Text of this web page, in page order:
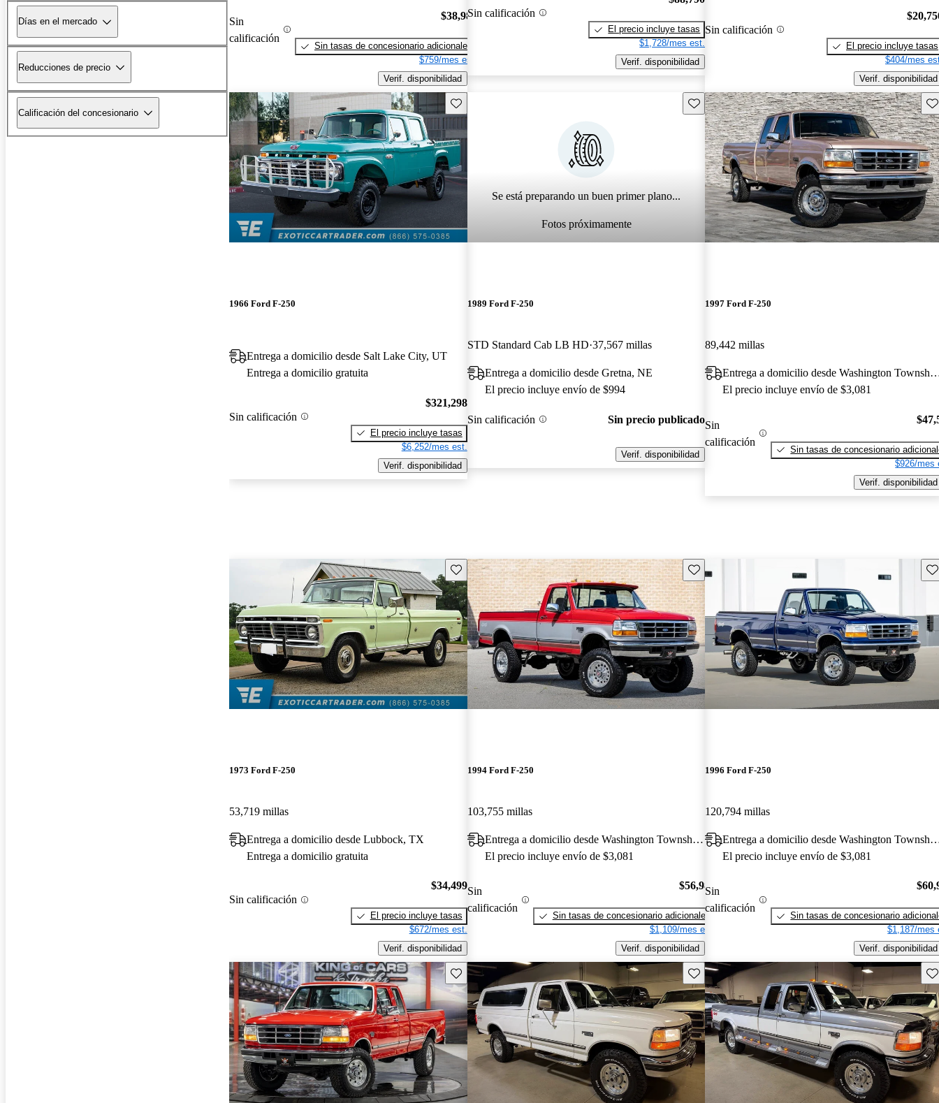
Días en el mercado
Reducciones de precio
Calificación del concesionario
Sin
calificación
$38,988
Sin tasas de concesionario adicionales
$759/mes est.
Verif. disponibilidad
Sin calificación
El precio incluye tasas
$1,728/mes est.
Verif. disponibilidad
Sin calificación
El precio incluye tasas
$404/mes
Verif. disponibilidad
Guarda este Aviso
1966 Ford F-250
Entrega a domicilio desde Salt Lake City, UT
Entrega a domicilio gratuita
Sin calificación
$321,298
El precio incluye tasas
$6,252/mes est.
Verif. disponibilidad
Se está preparando un buen primer plano...
Fotos próximamente
Guarda este Aviso
1989 Ford F-250
STD Standard Cab LB HD 37,567 millas
Entrega a domicilio desde Gretna, NE
El precio incluye envío de $994
Sin calificación Sin precio publicado
Verif. disponibilidad
1997 Ford F-250
89,442 millas
Entrega a domicilio desde
El precio incluye envío de $3,081
Sin
calificación
Sin tasas de concesionario
$926/mes
Verif. disponibilidad
Guarda este Aviso
1973 Ford F-250
53,719 millas
Entrega a domicilio desde Lubbock, TX
Entrega a domicilio gratuita
Sin calificación
$34,499
El precio incluye tasas
$672/mes est.
Verif. disponibilidad
Guarda este Aviso
1994 Ford F-250
103,755 millas
Entrega a domicilio desde Washington Township, NJ
El precio incluye envío de $3,081
Sin
calificación
$56,981
Sin tasas de concesionario adicionales
$1,109/mes est.
Verif. disponibilidad
1996 Ford F-250
120,794 millas
Entrega a domicilio desde
El precio incluye envío de $3,081
Sin
calificación
Sin tasas de concesionario
$1,187/mes
Verif. disponibilidad
Guarda este Aviso Guarda este Aviso